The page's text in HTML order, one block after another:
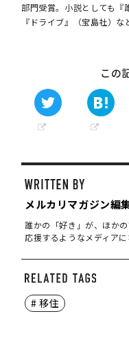
部門受賞。小説としても『
『ドライブ』（宝島社）
この
メルカリマガジン編
誰かの「好き」が、ほか
応援するようなメディアに
# 移住